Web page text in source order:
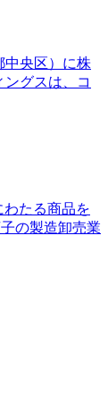
中央区）に株
グスは、コ
たる商品を
の製造卸売業